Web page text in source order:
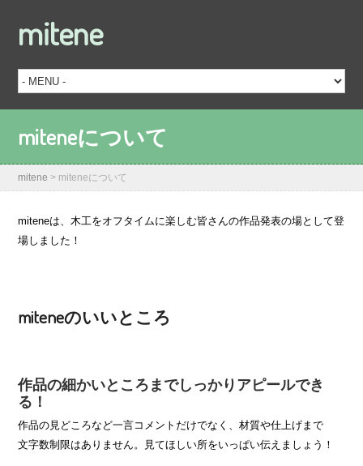
mitene
miteneについて
mitene > miteneについて
miteneは、木工をオフタイムに楽しむ皆さんの作品発表の場として登
場しました！
miteneのいいところ
作品の細かいところまでしっかりアピールでき
る！
作品の見どころなど一言コメントだけでなく、材質や仕上げまで
文字数制限はありません。見てほしい所をいっぱい伝えましょう！